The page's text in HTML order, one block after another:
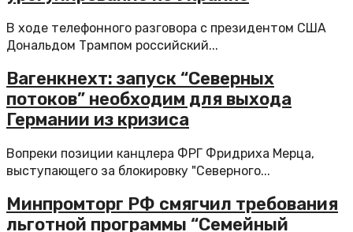
В ходе телефонного разговора с президентом США
Дональдом Трампом российский...
Вагенкнехт: запуск “Северных
потоков” необходим для выхода
Германии из кризиса
Вопреки позиции канцлера ФРГ Фридриха Мерца,
выступающего за блокировку "Северного...
Минпромторг РФ смягчил требования
льготной программы “Семейный